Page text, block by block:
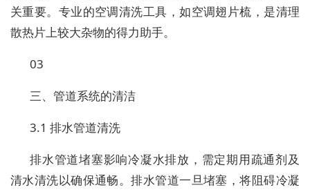
关重要。专业的空调清洗工具，如空调翅片梳，是清理
散热片上较大杂物的得力助手。
03
三、管道系统的清洁
3.1 排水管道清洗
排水管道堵塞影响冷凝水排放，需定期用疏通剂及
清水清洗以确保通畅。排水管道一旦堵塞，将阻碍冷凝